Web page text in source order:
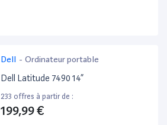
Dell - Ordinateur portable
Dell Latitude 7490 14”
233 offres à partir de :
199,99 €